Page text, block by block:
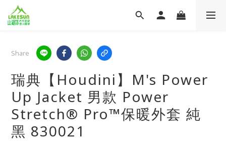
Share
瑞典【Houdini】M's Power
Up Jacket 男款 Power
Stretch® Pro™保暖外套 純
黑 830021